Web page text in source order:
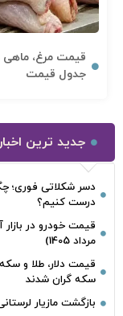
جدول قیمت
جدید ترین اخبار
دسر شکلاتی فوری؛
درست کنیم؟
مرداد 1405)
سکه گران شدند
بازگشت مازیار